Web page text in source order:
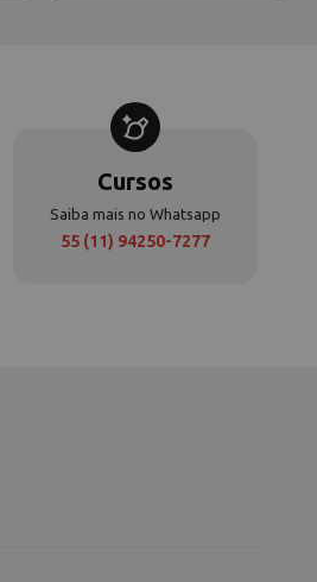
Cursos
Saiba mais no Whatsapp
55 (11) 94250-7277